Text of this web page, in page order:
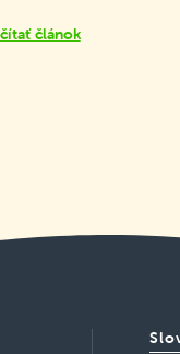
článok